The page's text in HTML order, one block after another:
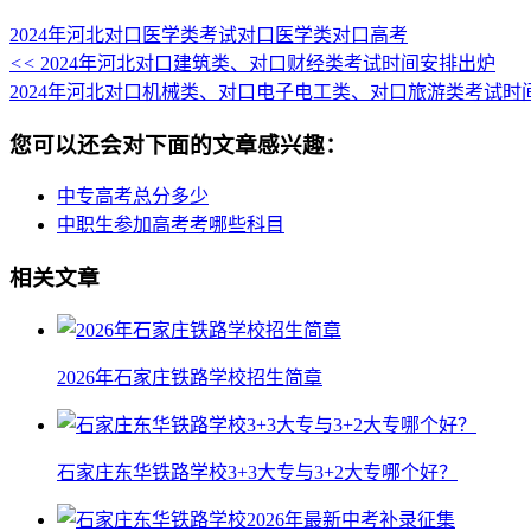
2024年河北对口医学类考试对口医学类对口高考
<< 2024年河北对口建筑类、对口财经类考试时间安排出炉
2024年河北对口机械类、对口电子电工类、对口旅游类考试时
您可以还会对下面的文章感兴趣：
中专高考总分多少
中职生参加高考考哪些科目
相关文章
2026年石家庄铁路学校招生简章
石家庄东华铁路学校3+3大专与3+2大专哪个好？